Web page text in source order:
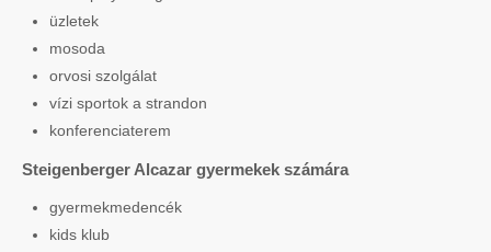
üzletek
mosoda
orvosi szolgálat
vízi sportok a strandon
konferenciaterem
Steigenberger Alcazar gyermekek számára
gyermekmedencék
kids klub